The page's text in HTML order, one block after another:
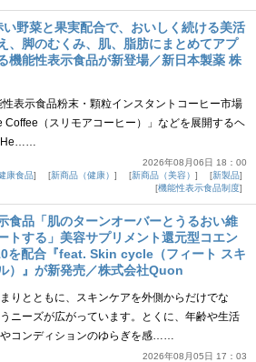
い野菜と果実配合で、おいしく続ける美活
、脚のむくみ、肌、脂肪にまとめてアプ
機能性表示食品が新登場／新日本製薬 株
表示食品粉末・顆粒インスタントコーヒー市場
（スリモアコーヒー）」などを展開するヘ
He……
2026年08月06日 18：00
康食品 新商品（健康） 新商品（美容）
新製品
機能性表示食品制度
食品「肌のターンオーバーとうるおい維
トする」美容サプリメント還元型コエン
を配合『feat. Skin cycle（フィート スキ
）』が新発売／株式会社Quon
りとともに、スキンケアを外側からだけでな
ニーズが広がっています。とくに、年齢や生活
コンディションのゆらぎを感……
2026年08月05日 17：03